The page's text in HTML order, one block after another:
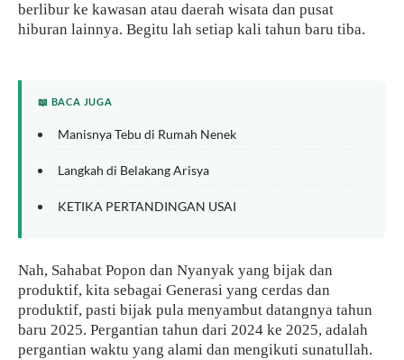
berlibur ke kawasan atau daerah wisata dan pusat
hiburan lainnya. Begitu lah setiap kali tahun baru tiba.
📖 BACA JUGA
Manisnya Tebu di Rumah Nenek
Langkah di Belakang Arisya
KETIKA PERTANDINGAN USAI
Nah, Sahabat Popon dan Nyanyak yang bijak dan
produktif, kita sebagai Generasi yang cerdas dan
produktif, pasti bijak pula menyambut datangnya tahun
baru 2025. Pergantian tahun dari 2024 ke 2025, adalah
pergantian waktu yang alami dan mengikuti sunatullah.